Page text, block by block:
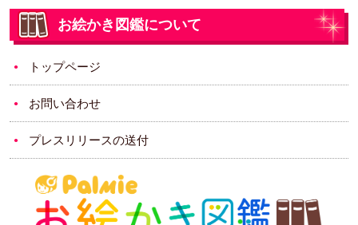
お絵かき図鑑について
トップページ
お問い合わせ
プレスリリースの送付